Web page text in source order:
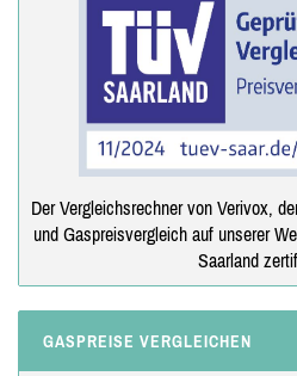
Der Vergleichsrechner von Verivox,
und Gaspreisvergleich auf unserer
Saarland
GASPREISE VERGLEICHEN